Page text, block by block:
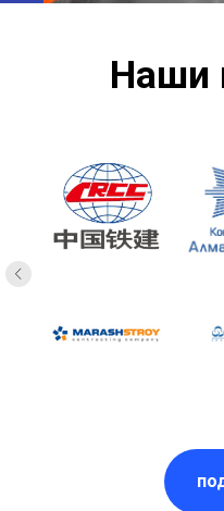
Наши